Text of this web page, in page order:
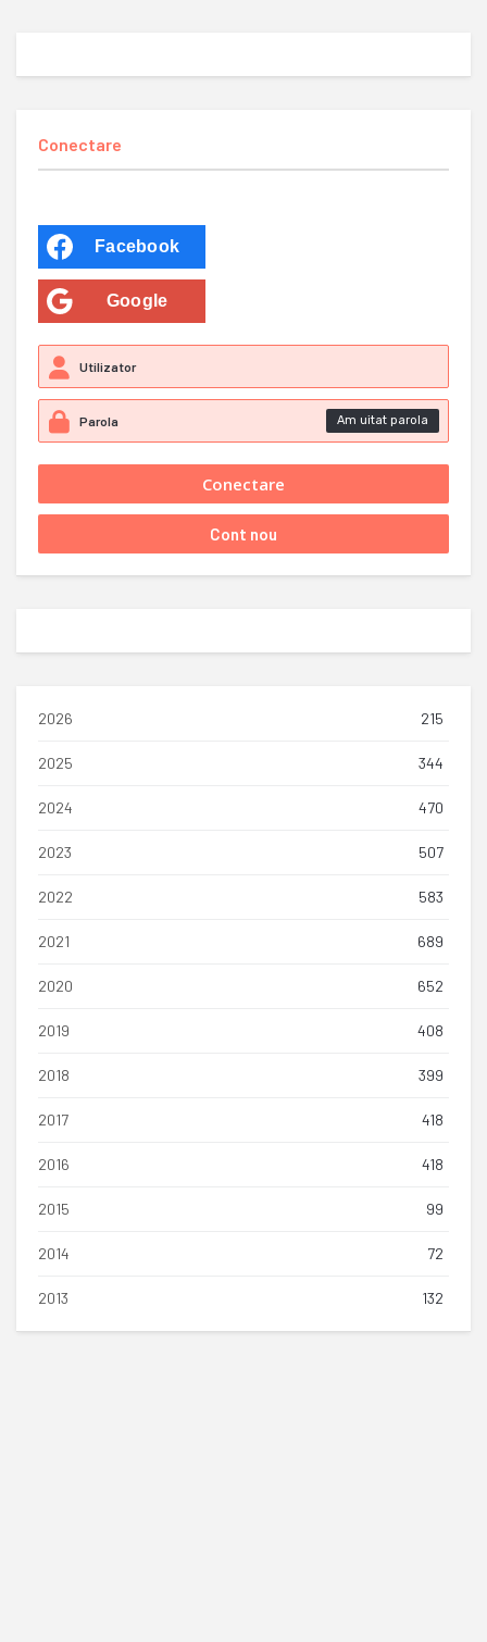
Conectare
Facebook
Google
Am uitat parola
2026 215
2025 344
2024 470
2023 507
2022 583
2021 689
2020 652
2019 408
2018 399
2017 418
2016 418
2015 99
2014 72
2013 132